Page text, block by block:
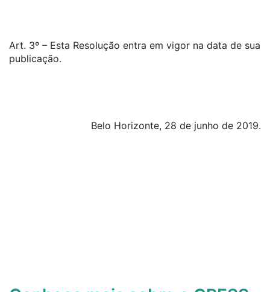
Art. 3º – Esta Resolução entra em vigor na data de sua
publicação.
Belo Horizonte, 28 de junho de 2019.